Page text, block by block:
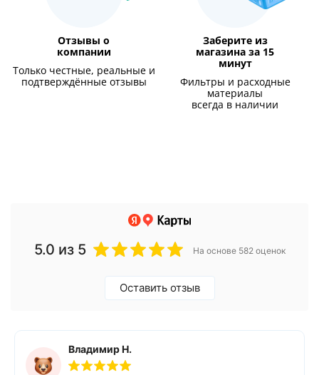
Отзывы о
компании
Только честные, реальные и
подтверждённые отзывы
Заберите из
магазина за 15
минут
Фильтры и расходные
материалы
всегда в наличии
5.0 из 5 На основе 582 оценок
Оставить отзыв
Владимир Н.